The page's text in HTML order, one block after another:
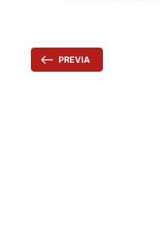
PREVIA